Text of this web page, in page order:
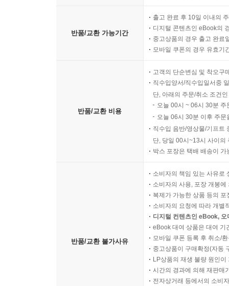
반품/교환 가능기간
출고 완료 후 10일 이내의
디지털 콘텐츠인 eBook의
중고상품의 경우 출고 완료
모바일 쿠폰의 경우 유효기
반품/교환 비용
고객의 단순변심 및 착오구
직수입양서/직수입일서중
단, 아래의 주문/취소 조건
오늘 00시 ~ 06시 30분
오늘 06시 30분 이후 주
직수입 음반/영상물/기프트
단, 당일 00시~13시 사이의
박스 포장은 택배 배송이
반품/교환 불가사유
소비자의 책임 있는 사유로
소비자의 사용, 포장 개봉
복제가 가능한 상품 등의
소비자의 요청에 따라 개별
디지털 컨텐츠인 eBook,
eBook 대여 상품은 대여 기
모바일 쿠폰 등록 후 취소/
중고상품이 구매확정(자동
LP상품의 재생 불량 원인
시간의 경과에 의해 재판매
전자상거래 등에서의 소비